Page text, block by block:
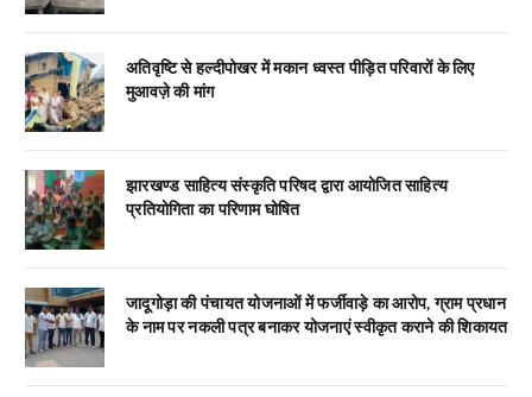
अतिवृष्टि से हल्दीपोखर में मकान ध्वस्त पीड़ित परिवारों के लिए
मुआवज़े की मांग
झारखण्ड साहित्य संस्कृति परिषद द्वारा आयोजित साहित्य
प्रतियोगिता का परिणाम घोषित
जादूगोड़ा की पंचायत योजनाओं में फर्जीवाड़े का आरोप, ग्राम प्रधान
के नाम पर नकली पत्र बनाकर योजनाएं स्वीकृत कराने की शिकायत